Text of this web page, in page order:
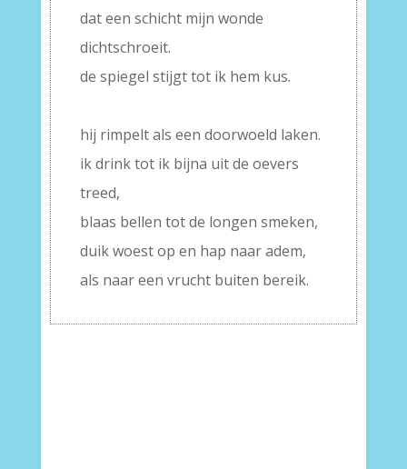
dat een schicht mijn wonde
dichtschroeit.
de spiegel stijgt tot ik hem kus.
hij rimpelt als een doorwoeld laken.
ik drink tot ik bijna uit de oevers
treed,
blaas bellen tot de longen smeken,
duik woest op en hap naar adem,
als naar een vrucht buiten bereik.